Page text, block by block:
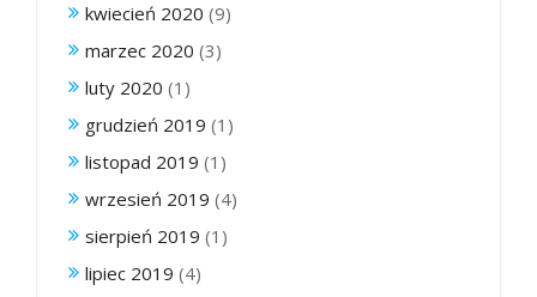
kwiecień 2020 (9)
marzec 2020 (3)
luty 2020 (1)
grudzień 2019 (1)
listopad 2019 (1)
wrzesień 2019 (4)
sierpień 2019 (1)
lipiec 2019 (4)